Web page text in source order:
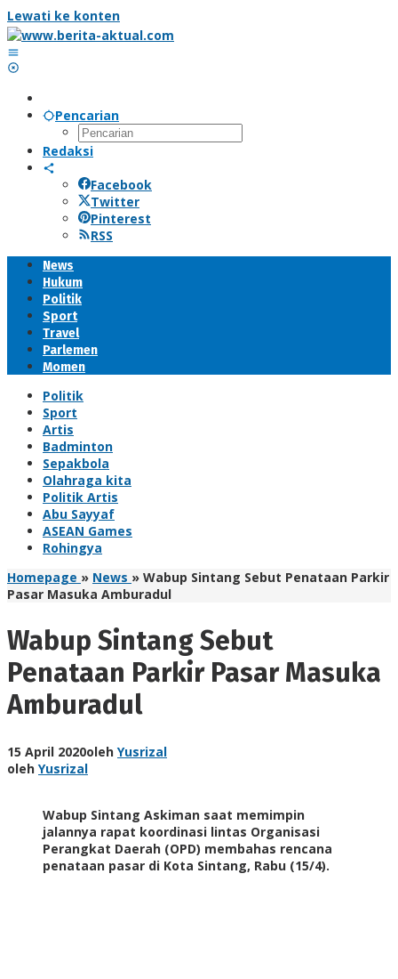
Lewati ke konten
Pencarian
Redaksi
Facebook
Twitter
Pinterest
RSS
News
Hukum
Politik
Sport
Travel
Parlemen
Momen
Politik
Sport
Artis
Badminton
Sepakbola
Olahraga kita
Politik Artis
Abu Sayyaf
ASEAN Games
Rohingya
Homepage » News » Wabup Sintang Sebut Penataan Parkir
Pasar Masuka Amburadul
Wabup Sintang Sebut
Penataan Parkir Pasar Masuka
Amburadul
15 April 2020oleh Yusrizal
oleh Yusrizal
Wabup Sintang Askiman saat memimpin
jalannya rapat koordinasi lintas Organisasi
Perangkat Daerah (OPD) membahas rencana
penataan pasar di Kota Sintang, Rabu (15/4).